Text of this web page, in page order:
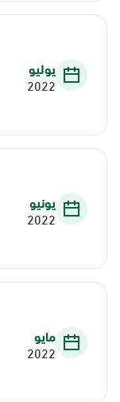
يوليو
2022
يونيو
2022
مايو
2022